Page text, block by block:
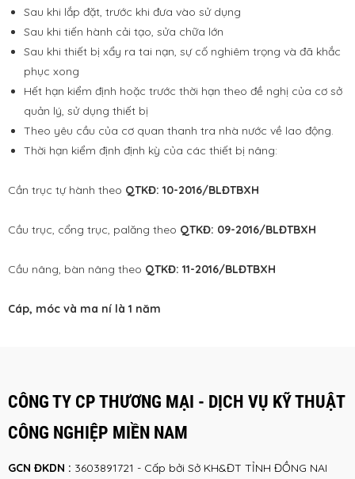
Sau khi lắp đặt, trước khi đưa vào sử dụng
Sau khi tiến hành cải tạo, sửa chữa lớn
Sau khi thiết bị xẩy ra tai nạn, sự cố nghiêm trọng và đã khắc
phục xong
Hết hạn kiểm định hoặc trước thời hạn theo đề nghị của cơ sở
quản lý, sử dụng thiết bị
Theo yêu cầu của cơ quan thanh tra nhà nước về lao động.
Thời hạn kiểm định định kỳ của các thiết bị nâng:
Cần trục tự hành theo QTKĐ: 10-2016/BLĐTBXH
Cầu trục, cổng trục, palăng theo QTKĐ: 09-2016/BLĐTBXH
Cầu nâng, bàn nâng theo QTKĐ: 11-2016/BLĐTBXH
Cáp, móc và ma ní là 1 năm
CÔNG TY CP THƯƠNG MẠI - DỊCH VỤ KỸ THUẬT
CÔNG NGHIỆP MIỀN NAM
GCN ĐKDN : 3603891721 - Cấp bởi Sở KH&ĐT TỈNH ĐỒNG NAI